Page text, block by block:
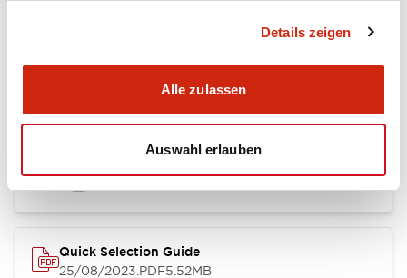
Details zeigen
Alle zulassen
Auswahl erlauben
.PDF359.51KB
Quick Selection Guide
25/08/2023.PDF5.52MB